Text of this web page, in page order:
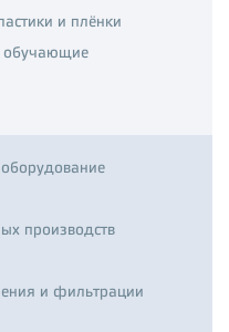
и плёнки
обучающие
производств
и фильтрации